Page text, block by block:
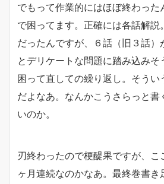
でもって作業的にはほぼ終わった
で困ってます。正確には各話解説
だったんですが、６話（旧３話）
とデリケートな問題に踏み込みそ
困って直しての繰り返し。そうい
だよなあ。なんかこうさらっと書
いのか。
刃終わったので梗醍果ですが、こ
ヶ月連続なのかなあ。最終巻書